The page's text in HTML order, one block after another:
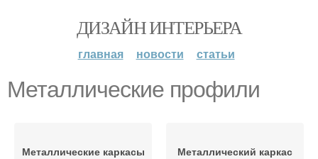
ДИЗАЙН ИНТЕРЬЕРА
главная новости статьи
Металлические профили
Металлические каркасы Металлический каркас